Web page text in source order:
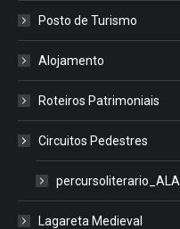
Posto de Turismo
Alojamento
Roteiros Patrimoniais
Circuitos Pedestres
percursoliterario_ALA
Lagareta Medieval